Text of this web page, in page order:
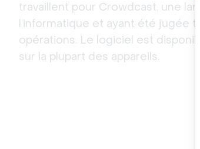
travaillent pour Crowdcast, une
l’informatique et ayant été jugée
opérations. Le logiciel est
sur la plupart des appareils.